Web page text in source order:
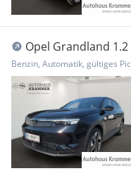
Opel Grandland 1.2
Benzin, Automatik, gültiges